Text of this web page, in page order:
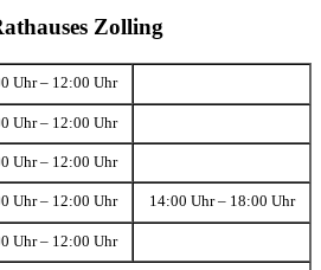
Zolling
Uhr – 12:00 Uhr
Uhr – 12:00 Uhr
Uhr – 12:00 Uhr
Uhr – 12:00 Uhr 14:00 Uhr – 18:00 Uhr
Uhr – 12:00 Uhr